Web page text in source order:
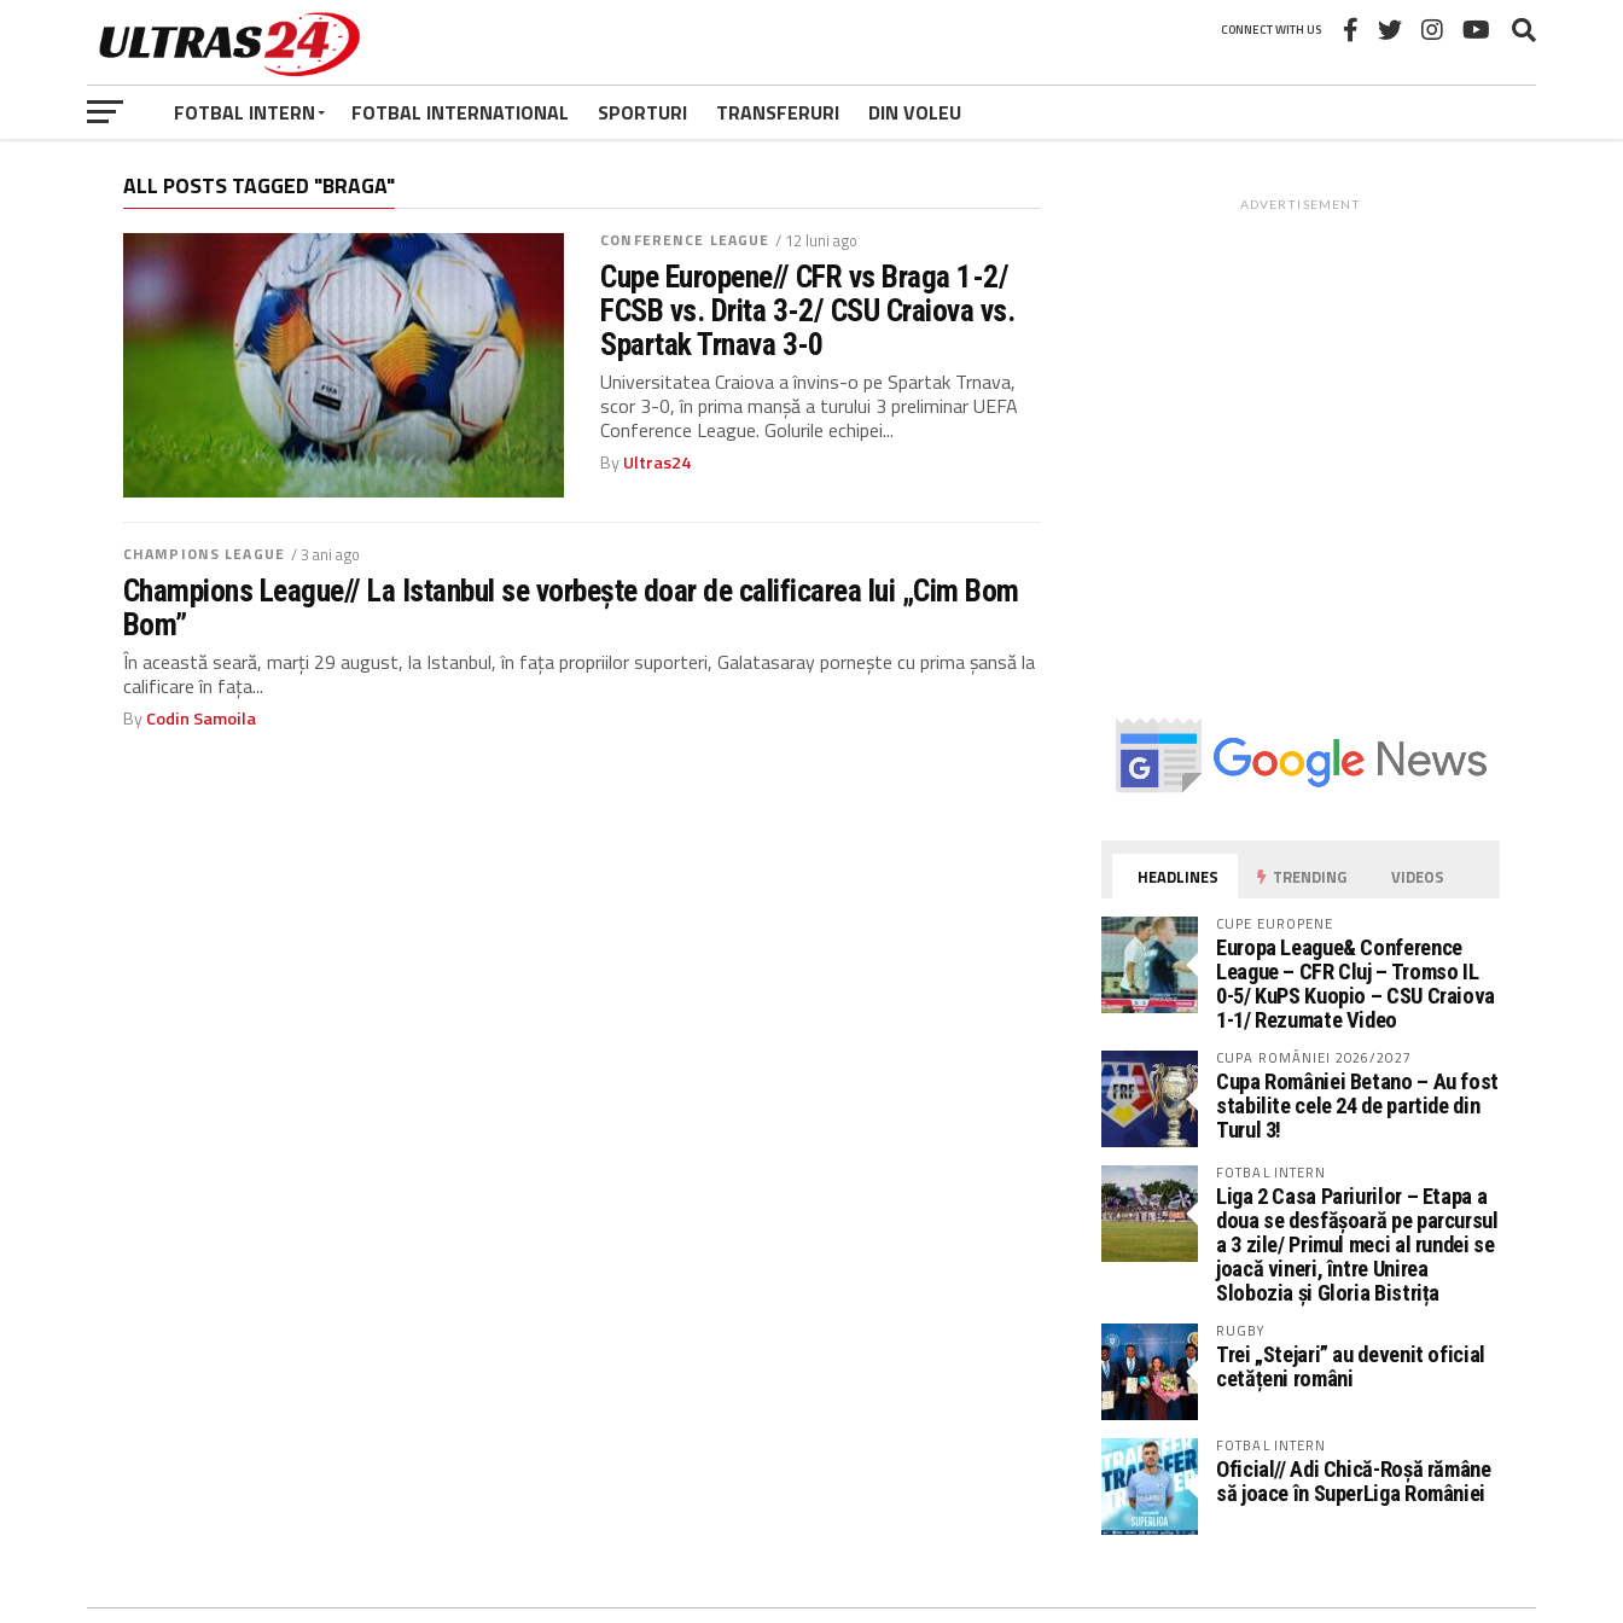
CONNECT WITH US
FOTBAL INTERN FOTBAL INTERNATIONAL SPORTURI TRANSFERURI DIN VOLEU
ALL POSTS TAGGED "BRAGA"
CONFERENCE LEAGUE / 12 luni ago
Cupe Europene// CFR vs Braga 1-2/
FCSB vs. Drita 3-2/ CSU Craiova vs.
Spartak Trnava 3-0
Universitatea Craiova a învins-o pe Spartak Trnava,
scor 3-0, în prima manșă a turului 3 preliminar UEFA
Conference League. Golurile echipei...
ByUltras24
CHAMPIONS LEAGUE / 3 ani ago
Champions League// La Istanbul se vorbește doar de calificarea lui „Cim Bom
Bom”
În această seară, marți 29 august, la Istanbul, în fața propriilor suporteri, Galatasaray pornește cu prima șansă la
calificare în fața...
ByCodin Samoila
ADVERTISEMENT
HEADLINES TRENDING VIDEOS
CUPE EUROPENE
Europa League& Conference
League – CFR Cluj – Tromso IL
0-5/ KuPS Kuopio – CSU Craiova
1-1/ Rezumate Video
CUPA ROMÂNIEI 2026/2027
Cupa României Betano – Au fost
stabilite cele 24 de partide din
Turul 3!
FOTBAL INTERN
Liga 2 Casa Pariurilor – Etapa a
doua se desfășoară pe parcursul
a 3 zile/ Primul meci al rundei se
joacă vineri, între Unirea
Slobozia și Gloria Bistrița
RUGBY
Trei „Stejari” au devenit oficial
cetățeni români
FOTBAL INTERN
Oficial// Adi Chică-Roșă rămâne
să joace în SuperLiga României